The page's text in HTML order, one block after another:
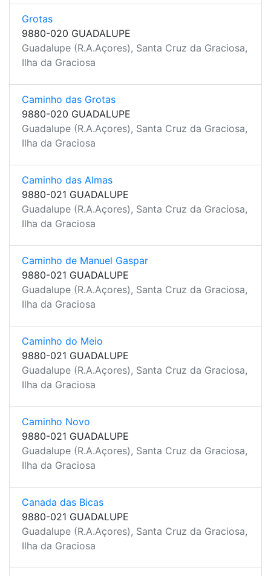
Grotas
9880-020 GUADALUPE
Guadalupe (R.A.Açores), Santa Cruz da Graciosa,
Ilha da Graciosa
Caminho das Grotas
9880-020 GUADALUPE
Guadalupe (R.A.Açores), Santa Cruz da Graciosa,
Ilha da Graciosa
Caminho das Almas
9880-021 GUADALUPE
Guadalupe (R.A.Açores), Santa Cruz da Graciosa,
Ilha da Graciosa
Caminho de Manuel Gaspar
9880-021 GUADALUPE
Guadalupe (R.A.Açores), Santa Cruz da Graciosa,
Ilha da Graciosa
Caminho do Meio
9880-021 GUADALUPE
Guadalupe (R.A.Açores), Santa Cruz da Graciosa,
Ilha da Graciosa
Caminho Novo
9880-021 GUADALUPE
Guadalupe (R.A.Açores), Santa Cruz da Graciosa,
Ilha da Graciosa
Canada das Bicas
9880-021 GUADALUPE
Guadalupe (R.A.Açores), Santa Cruz da Graciosa,
Ilha da Graciosa